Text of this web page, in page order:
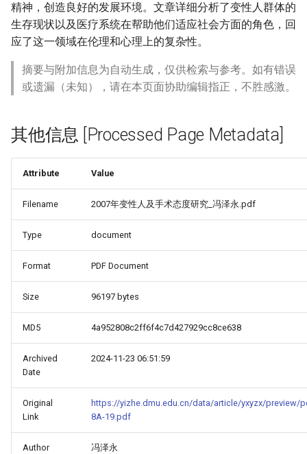
精神，创造良好的发展环境。文章详细分析了变性人群体的
生存现状以及医疗系统在帮助他们适应社会方面的角色，回
应了这一领域在伦理和心理上的复杂性。
摘要与附加信息为自动生成，仅供检索与参考。如有错误
或遗漏（未知），请在本页面协助编辑指正，不胜感激。
其他信息 [Processed Page Metadata]
Attribute Value
Filename 2007年变性人及手术态度研究_冯泽永.pdf
Type document
Format PDF Document
Size 96197 bytes
MD5 4a952808c2ff6f4c7d427929cc8ce638
Archived
Date
2024-11-23 06:51:59
Original
Link
https://yizhe.dmu.edu.cn/data/article/yxyzx/preview/
8A-19.pdf
Author 冯泽永